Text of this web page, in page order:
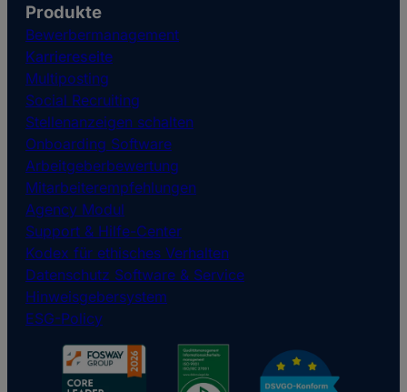
Produkte
Bewerbermanagement
Karriereseite
Multiposting
Social Recruiting
Stellenanzeigen schalten
Onboarding Software
Arbeitgeberbewertung
Mitarbeiterempfehlungen
Agency Modul
Support & Hilfe-Center
Kodex für ethisches Verhalten
Datenschutz Software & Service
Hinweisgebersystem
ESG-Policy